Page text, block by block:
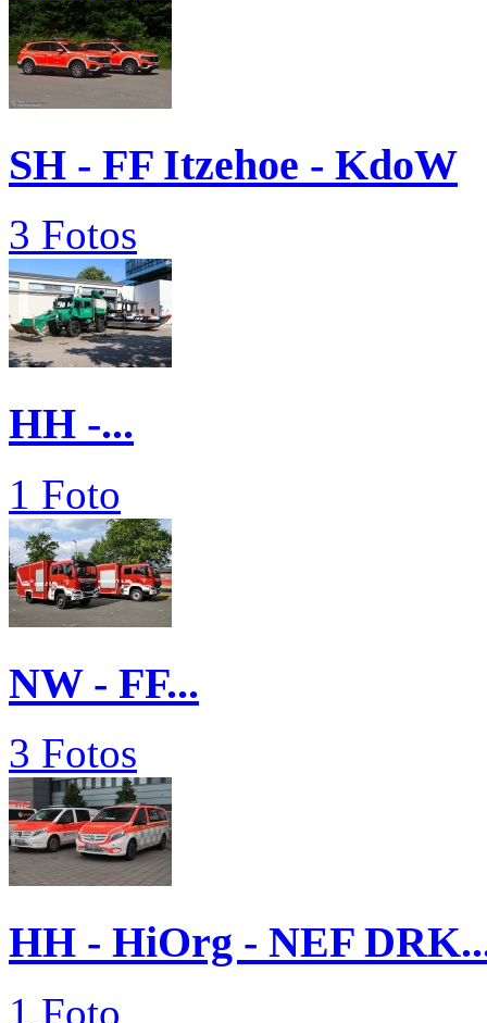
SH - FF Itzehoe - KdoW
3 Fotos
HH -...
1 Foto
NW - FF...
3 Fotos
HH - HiOrg - NEF
1 Foto